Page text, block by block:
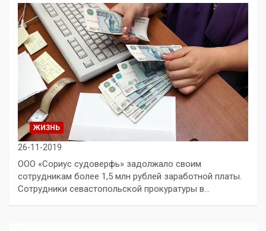
ЖИЗНЬ
26-11-2019
ООО «Сориус судоверфь» задолжало своим
сотрудникам более 1,5 млн рублей заработной платы.
Сотрудники севастопольской прокуратуры в…